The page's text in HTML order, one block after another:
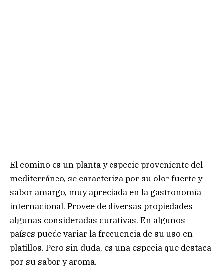
El comino es un planta y especie proveniente del
mediterráneo, se caracteriza por su olor fuerte y
sabor amargo, muy apreciada en la gastronomía
internacional. Provee de diversas propiedades
algunas consideradas curativas. En algunos
países puede variar la frecuencia de su uso en
platillos. Pero sin duda, es una especia que destaca
por su sabor y aroma.